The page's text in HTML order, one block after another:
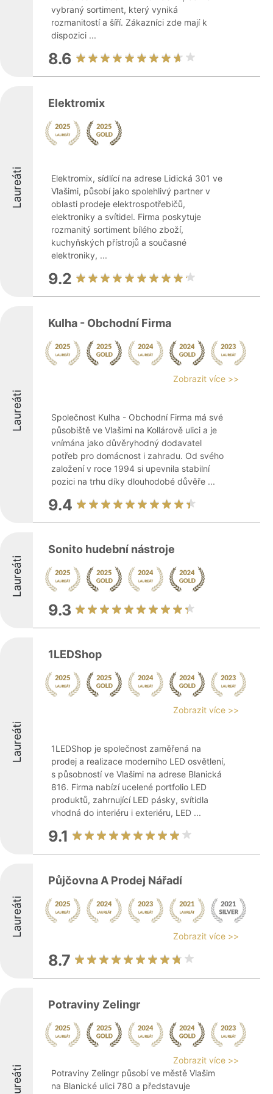
vybraný sortiment, který vyniká
rozmanitostí a šíří. Zákazníci zde mají k
dispozici ...
8.6
Laureáti
Elektromix
Elektromix, sídlící na adrese Lidická 301 ve
Vlašimi, působí jako spolehlivý partner v
oblasti prodeje elektrospotřebičů,
elektroniky a svítidel. Firma poskytuje
rozmanitý sortiment bílého zboží,
kuchyňských přístrojů a současné
elektroniky, ...
9.2
Laureáti
Kulha - Obchodní Firma
Zobrazit více >>
Společnost Kulha - Obchodní Firma má své
působiště ve Vlašimi na Kollárově ulici a je
vnímána jako důvěryhodný dodavatel
potřeb pro domácnost i zahradu. Od svého
založení v roce 1994 si upevnila stabilní
pozici na trhu díky dlouhodobé důvěře ...
9.4
Laureáti
Sonito hudební nástroje
9.3
Laureáti
1LEDShop
Zobrazit více >>
1LEDShop je společnost zaměřená na
prodej a realizace moderního LED osvětlení,
s působností ve Vlašimi na adrese Blanická
816. Firma nabízí ucelené portfolio LED
produktů, zahrnující LED pásky, svítidla
vhodná do interiéru i exteriéru, LED ...
9.1
Laureáti
Půjčovna A Prodej Nářadí
Zobrazit více >>
8.7
Laureáti
Potraviny Zelingr
Zobrazit více >>
Potraviny Zelingr působí ve městě Vlašim
na Blanické ulici 780 a představuje